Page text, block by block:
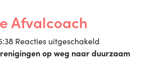
Afvalcoach
Reacties uitgeschakeld
Train
op weg naar duurzaam